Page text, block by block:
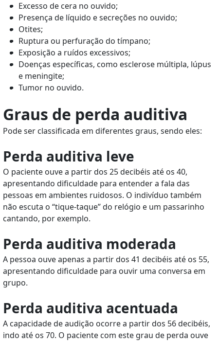
Excesso de cera no ouvido;
Presença de líquido e secreções no ouvido;
Otites;
Ruptura ou perfuração do tímpano;
Exposição a ruídos excessivos;
Doenças específicas, como esclerose múltipla, lúpus
e meningite;
Tumor no ouvido.
Graus de perda auditiva
Pode ser classificada em diferentes graus, sendo eles:
Perda auditiva leve
O paciente ouve a partir dos 25 decibéis até os 40,
apresentando dificuldade para entender a fala das
pessoas em ambientes ruidosos. O indivíduo também
não escuta o “tique-taque” do relógio e um passarinho
cantando, por exemplo.
Perda auditiva moderada
A pessoa ouve apenas a partir dos 41 decibéis até os 55,
apresentando dificuldade para ouvir uma conversa em
grupo.
Perda auditiva acentuada
A capacidade de audição ocorre a partir dos 56 decibéis,
indo até os 70. O paciente com este grau de perda ouve